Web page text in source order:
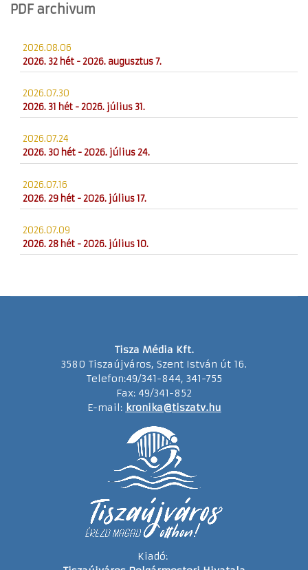
PDF archivum
2026.08.06
2026. 32 hét - 2026. augusztus 7.
2026.07.30
2026. 31 hét - 2026. július 31.
2026.07.24
2026. 30 hét - 2026. július 24.
2026.07.16
2026. 29 hét - 2026. július 17.
2026.07.09
2026. 28 hét - 2026. július 10.
Tisza Média Kft.
3580 Tiszaújváros, Szent István út 16.
Telefon:49/341-844, 341-755
Fax: 49/341-852
E-mail: kronika@tiszatv.hu
Kiadó: